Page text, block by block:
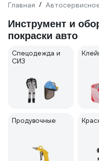
Главная /
Инструмент и
покраски авто
Спецодежда и
СИЗ
Продувочные